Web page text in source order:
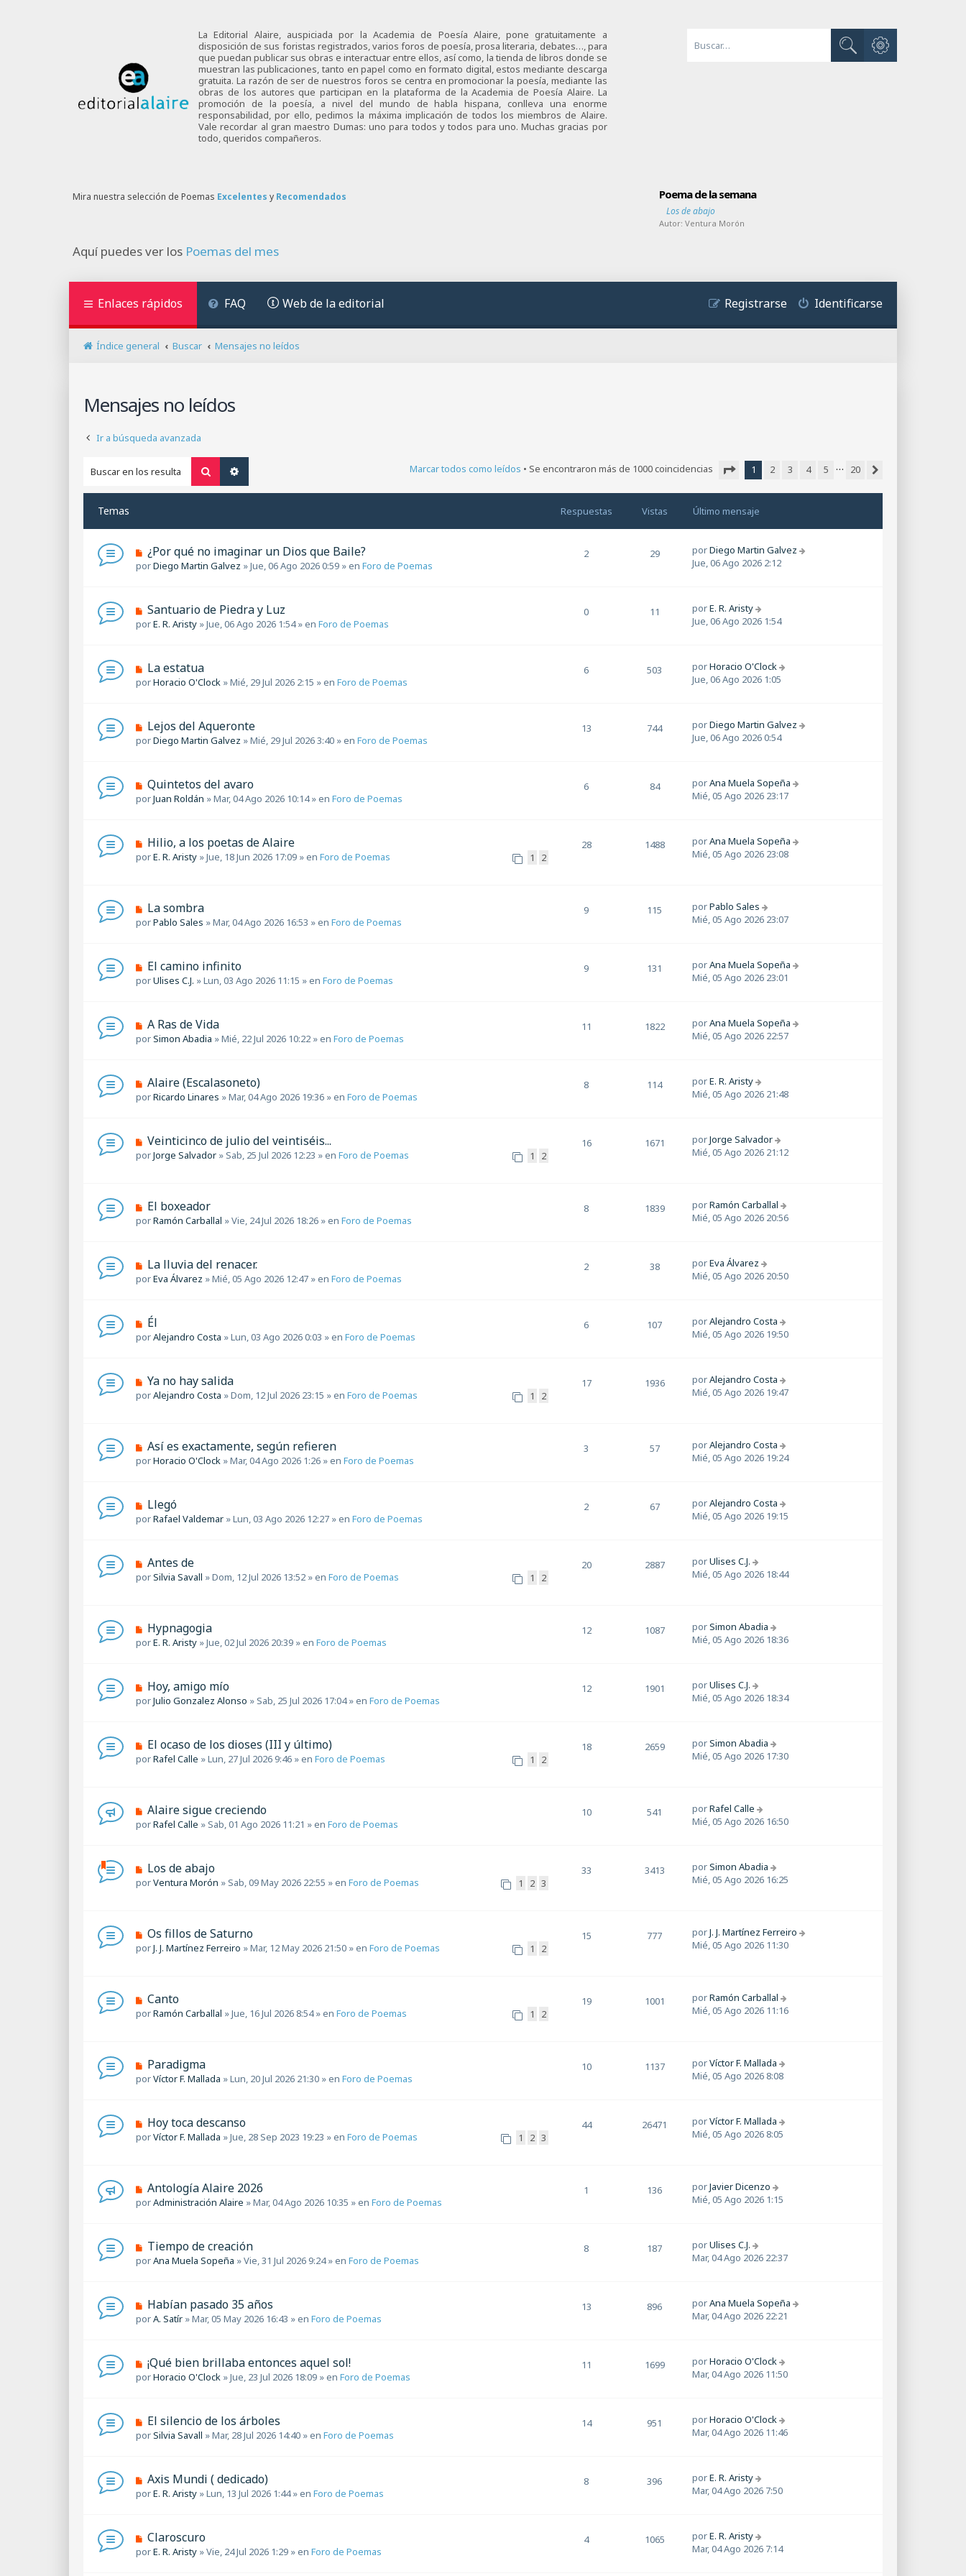
La Editorial Alaire, auspiciada por la Academia de Poesía Alaire, pone gratuitamente a
disposición de sus foristas registrados, varios foros de poesía, prosa literaria, debates…, para
que puedan publicar sus obras e interactuar entre ellos, así como, la tienda de libros donde se
muestran las publicaciones, tanto en papel como en formato digital, estos mediante descarga
gratuita. La razón de ser de nuestros foros se centra en promocionar la poesía, mediante las
obras de los autores que participan en la plataforma de la Academia de Poesía Alaire. La
promoción de la poesía, a nivel del mundo de habla hispana, conlleva una enorme
responsabilidad, por ello, pedimos la máxima implicación de todos los miembros de Alaire.
Vale recordar al gran maestro Dumas: uno para todos y todos para uno. Muchas gracias por
todo, queridos compañeros.
Buscar
Búsqueda avanzada
Mira nuestra selección de Poemas Excelentes y Recomendados Poema de la semana
Los de abajo
Autor:Ventura Morón
Aquí puedes ver los Poemas del mes
Enlaces rápidos FAQ Web de la editorial Identificarse
Registrarse
Índice general Buscar Mensajes no leídos
Mensajes no leídos
Ir a búsqueda avanzada
Buscar Marcar todos como leídos • Se encontraron más de 1000 coincidencias
1 2 3 4 5 …
20
Temas Respuestas Vistas Último mensaje
N
u
m
e
a
j
¿Por qué no imaginar un Dios que Baile?
porDiego Martin Galvez »Jue, 06 Ago 2026 0:59 » en Foro de Poemas
2 29 porDiego Martin Galvez
Jue, 06 Ago 2026 2:12
N
u
m
e
a
j
Santuario de Piedra y Luz
porE. R. Aristy »Jue, 06 Ago 2026 1:54» en Foro de Poemas
0 11 porE. R. Aristy
Jue, 06 Ago 2026 1:54
N
u
m
e
a
j
La estatua
porHoracio O'Clock »Mié, 29 Jul 2026 2:15 » en Foro de Poemas
6 503 porHoracio O'Clock
Jue, 06 Ago 2026 1:05
N
u
m
e
a
j
Lejos del Aqueronte
porDiego Martin Galvez »Mié, 29 Jul 2026 3:40 » en Foro de Poemas
13 744 porDiego Martin Galvez
Jue, 06 Ago 2026 0:54
N
u
m
e
e
Quintetos del avaro
porJuan Roldán »Mar, 04 Ago 2026 10:14» en Foro de Poemas
6 84 porAna Muela Sopeña
Mié, 05 Ago 2026 23:17
N
u
m
e
e
Hilio, a los poetas de Alaire
porE. R. Aristy »Jue, 18 Jun 2026 17:09 » en Foro de Poemas 1 2
28 1488 porAna Muela Sopeña
Mié, 05 Ago 2026 23:08
N
u
m
e
a
j
La sombra
porPablo Sales »Mar, 04 Ago 2026 16:53 » en Foro de Poemas
9 115 porPablo Sales
Mié, 05 Ago 2026 23:07
N
u
m
e
a
j
El camino infinito
porUlises C.J. »Lun, 03 Ago 2026 11:15 » en Foro de Poemas
9 131 porAna Muela Sopeña
Mié, 05 Ago 2026 23:01
N
u
m
e
a
j
A Ras de Vida
porSimon Abadia »Mié, 22 Jul 2026 10:22 » en Foro de Poemas
11 1822 porAna Muela Sopeña
Mié, 05 Ago 2026 22:57
N
u
m
e
e
Alaire (Escalasoneto)
porRicardo Linares »Mar, 04 Ago 2026 19:36 » en Foro de Poemas
8 114 porE. R. Aristy
Mié, 05 Ago 2026 21:48
N
u
m
e
e
Veinticinco de julio del veintiséis...
porJorge Salvador » Sab, 25 Jul 2026 12:23 » en Foro de Poemas 1 2
16 1671 porJorge Salvador
Mié, 05 Ago 2026 21:12
N
u
m
e
a
j
El boxeador
porRamón Carballal »Vie, 24 Jul 2026 18:26 » en Foro de Poemas
8 1839 porRamón Carballal
Mié, 05 Ago 2026 20:56
N
u
m
e
a
j
La lluvia del renacer.
porEva Álvarez »Mié, 05 Ago 2026 12:47 » en Foro de Poemas
2 38 porEva Álvarez
Mié, 05 Ago 2026 20:50
N
u
m
e
e
Él
porAlejandro Costa »Lun, 03 Ago 2026 0:03 » en Foro de Poemas
6 107 porAlejandro Costa
Mié, 05 Ago 2026 19:50
N
u
m
e
e
Ya no hay salida
porAlejandro Costa »Dom, 12 Jul 2026 23:15 » en Foro de Poemas 1 2
17 1936 porAlejandro Costa
Mié, 05 Ago 2026 19:47
N
u
m
e
a
j
Así es exactamente, según refieren
porHoracio O'Clock »Mar, 04 Ago 2026 1:26 » en Foro de Poemas
3 57 porAlejandro Costa
Mié, 05 Ago 2026 19:24
N
u
m
e
e
Llegó
porRafael Valdemar »Lun, 03 Ago 2026 12:27 » en Foro de Poemas
2 67 porAlejandro Costa
Mié, 05 Ago 2026 19:15
N
u
m
e
e
Antes de
porSilvia Savall »Dom, 12 Jul 2026 13:52 » en Foro de Poemas 1 2
20 2887 porUlises C.J.
Mié, 05 Ago 2026 18:44
N
u
m
e
a
j
Hypnagogia
porE. R. Aristy »Jue, 02 Jul 2026 20:39 » en Foro de Poemas
12 1087 porSimon Abadia
Mié, 05 Ago 2026 18:36
N
u
m
e
e
Hoy, amigo mío
porJulio Gonzalez Alonso » Sab, 25 Jul 2026 17:04» en Foro de Poemas
12 1901 porUlises C.J.
Mié, 05 Ago 2026 18:34
N
u
m
e
e
El ocaso de los dioses (III y último)
porRafel Calle »Lun, 27 Jul 2026 9:46 » en Foro de Poemas 1 2
18 2659 porSimon Abadia
Mié, 05 Ago 2026 17:30
N
u
m
e
e
Alaire sigue creciendo
porRafel Calle » Sab, 01 Ago 2026 11:21 » en Foro de Poemas
10 541 porRafel Calle
Mié, 05 Ago 2026 16:50
N
u
m
e
Los de abajo
porVentura Morón » Sab, 09 May 2026 22:55 » en Foro de Poemas 1 2 3
33 3413 porSimon Abadia
Mié, 05 Ago 2026 16:25
N
u
m
e
Os fillos de Saturno
porJ. J. Martínez Ferreiro »Mar, 12 May 2026 21:50 » en Foro de Poemas 1 2
15 777 porJ. J. Martínez Ferreiro
Mié, 05 Ago 2026 11:30
N
u
m
e
e
Canto
porRamón Carballal »Jue, 16 Jul 2026 8:54» en Foro de Poemas 1 2
19 1001 porRamón Carballal
Mié, 05 Ago 2026 11:16
N
u
m
e
e
Paradigma
porVíctor F. Mallada »Lun, 20 Jul 2026 21:30 » en Foro de Poemas
10 1137 porVíctor F. Mallada
Mié, 05 Ago 2026 8:08
N
u
m
e
e
Hoy toca descanso
porVíctor F. Mallada »Jue, 28 Sep 2023 19:23 » en Foro de Poemas 1 2 3
44 26471 porVíctor F. Mallada
Mié, 05 Ago 2026 8:05
N
u
m
e
a
j
Antología Alaire 2026
porAdministración Alaire »Mar, 04 Ago 2026 10:35 » en Foro de Poemas
1 136 porJavier Dicenzo
Mié, 05 Ago 2026 1:15
N
u
m
e
a
j
Tiempo de creación
porAna Muela Sopeña »Vie, 31 Jul 2026 9:24» en Foro de Poemas
8 187 porUlises C.J.
Mar, 04 Ago 2026 22:37
N
u
m
e
a
j
Habían pasado 35 años
porA. Satír »Mar, 05 May 2026 16:43 » en Foro de Poemas
13 896 porAna Muela Sopeña
Mar, 04 Ago 2026 22:21
N
u
m
e
a
j
¡Qué bien brillaba entonces aquel sol!
porHoracio O'Clock »Jue, 23 Jul 2026 18:09 » en Foro de Poemas
11 1699 porHoracio O'Clock
Mar, 04 Ago 2026 11:50
N
u
m
e
a
j
El silencio de los árboles
porSilvia Savall »Mar, 28 Jul 2026 14:40 » en Foro de Poemas
14 951 porHoracio O'Clock
Mar, 04 Ago 2026 11:46
N
u
m
e
Axis Mundi ( dedicado)
porE. R. Aristy »Lun, 13 Jul 2026 1:44» en Foro de Poemas
8 396 porE. R. Aristy
Mar, 04 Ago 2026 7:50
N
u
Claroscuro
porE. R. Aristy »Vie, 24 Jul 2026 1:29 » en Foro de Poemas
4 1065 porE. R. Aristy
Mar, 04 Ago 2026 7:14